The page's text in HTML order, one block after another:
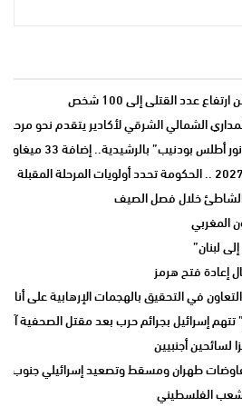
عدد القتلى إلى 100 شخص
الشمالي الشرقي لأكادير يتقدم نحو مرحلة
بالرشيدية.. إضافة 33 ميغاوات إلى الشبكة الوطنية
الشاطئ خلال فصل الصيف
المغربي
لبنان”
إعادة فتح هرمز
في التحقيق بالهجمات الإرهابية على
إسرائيل بجرائم حرب بعد مقتل الصحفية
أجنبيين
طهران ومسقط وتصعيد إسرائيلي جنوب
الفلسطيني